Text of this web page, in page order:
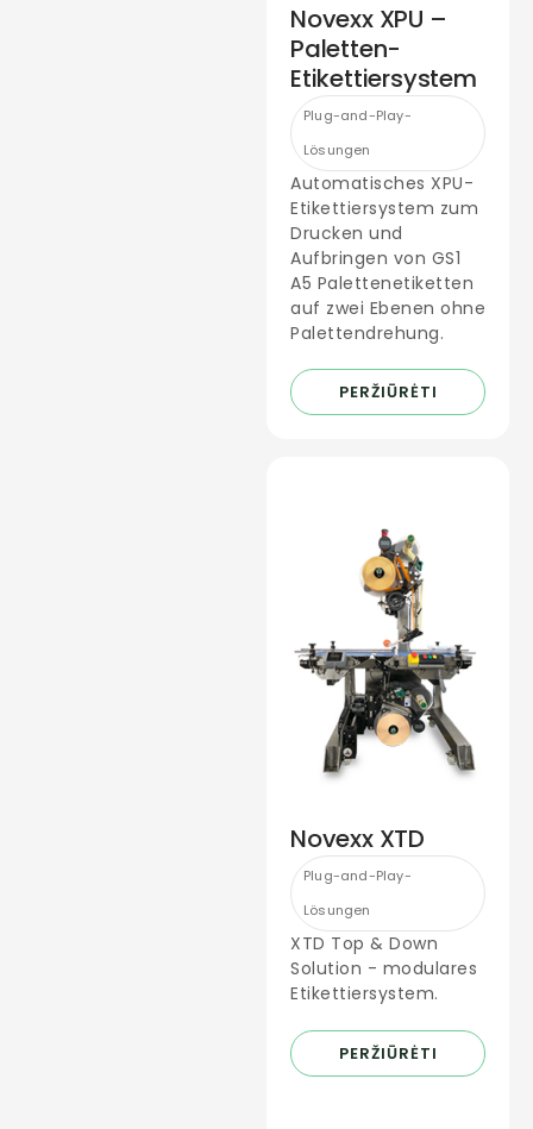
Novexx XPU –
Paletten-
Etikettiersystem
Plug-and-Play-
Lösungen
Automatisches XPU-
Etikettiersystem zum
Drucken und
Aufbringen von GS1
A5 Palettenetiketten
auf zwei Ebenen ohne
Palettendrehung.
PERŽIŪRĖTI
Novexx XTD
Plug-and-Play-
Lösungen
XTD Top & Down
Solution - modulares
Etikettiersystem.
PERŽIŪRĖTI